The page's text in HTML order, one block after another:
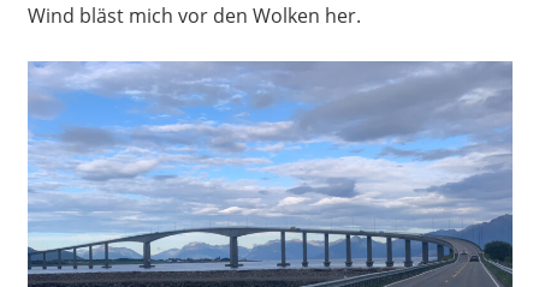
Wind bläst mich vor den Wolken her.